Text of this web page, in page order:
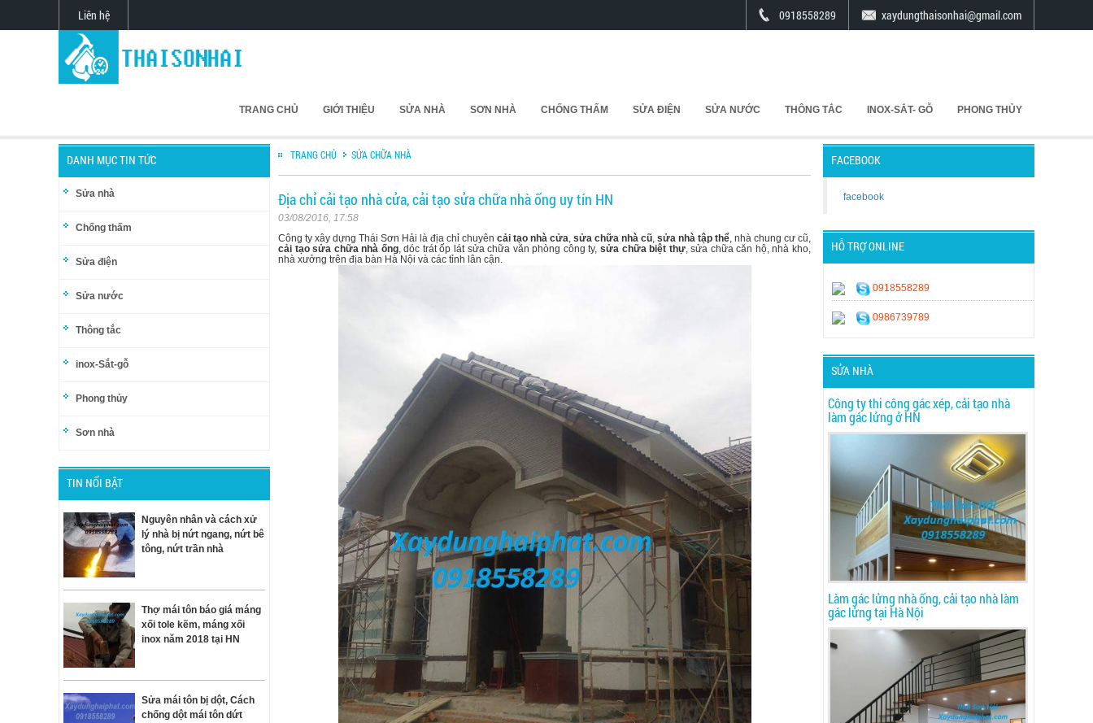
Liên hệ xaydungthaisonhai@gmail.com
0918558289
TRANG CHỦ GIỚI THIỆU SỬA NHÀ SƠN NHÀ CHỐNG THẤM SỬA ĐIỆN SỬA NƯỚC THÔNG TẮC INOX-SẮT- GỖ PHONG THỦY
DANH MỤC TIN TỨC
Sửa nhà
Chống thấm
Sửa điện
Sửa nước
Thông tắc
inox-Sắt-gỗ
Phong thủy
Sơn nhà
TIN NỔI BẬT
Nguyên nhân và cách xử
lý nhà bị nứt ngang, nứt bê
tông, nứt trần nhà
Thợ mái tôn báo giá máng
xối tole kẽm, máng xối
inox năm 2018 tại HN
Sửa mái tôn bị dột, Cách
chống dột mái tôn dứt
TRANG CHỦ SỬA CHỮA NHÀ
Địa chỉ cải tạo nhà cửa, cải tạo sửa chữa nhà ống uy tín HN
03/08/2016, 17:58
Công ty xây dựng Thái Sơn Hải là địa chỉ chuyên cải tạo nhà cửa, sửa chữa nhà cũ, sửa nhà tập thể, nhà chung cư cũ,
cải tạo sửa chữa nhà ống, dóc trát ốp lát sửa chữa văn phòng công ty, sửa chữa biệt thự, sửa chữa căn hộ, nhà kho,
nhà xưởng trên địa bàn Hà Nội và các tỉnh lân cận.
FACEBOOK
facebook
HỖ TRỢ ONLINE
0918558289
0986739789
SỬA NHÀ
Công ty thi công gác xép, cải tạo nhà
làm gác lửng ở HN
Làm gác lửng nhà ống, cải tạo nhà làm
gác lửng tại Hà Nội